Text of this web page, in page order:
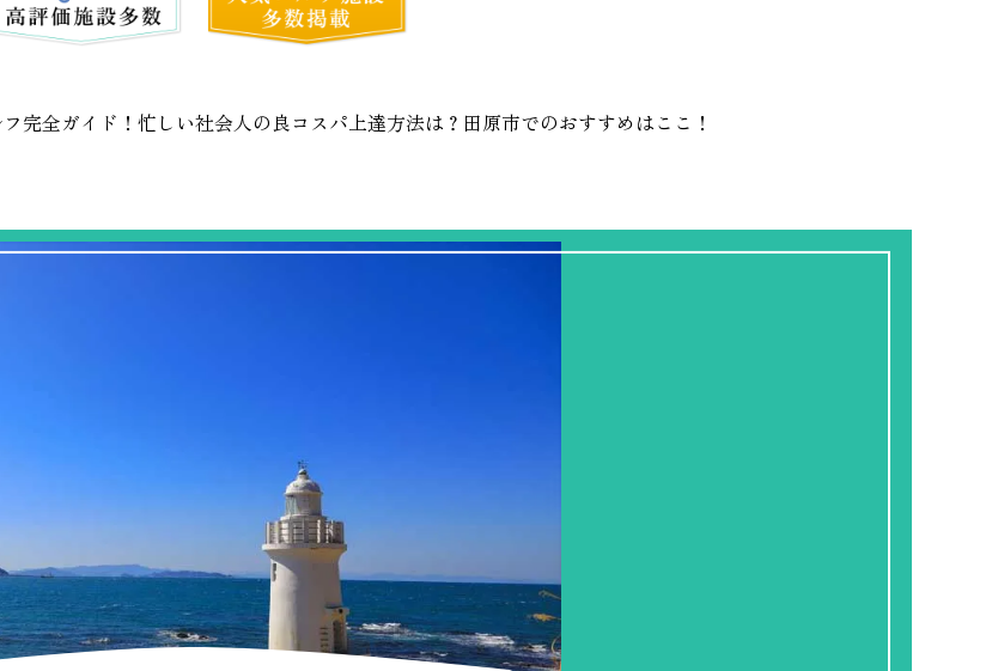
完全ガイド！忙しい社会人の良コスパ上達方法は？田原市でのおすすめはここ！